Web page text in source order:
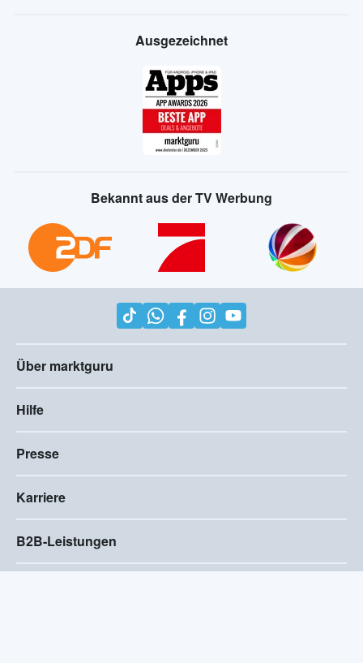
Ausgezeichnet
Bekannt aus der TV Werbung
Über marktguru
Hilfe
Presse
Karriere
B2B-Leistungen